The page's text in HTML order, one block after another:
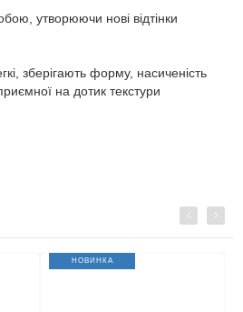
утворюючи нові відтінки
зберігають форму, насиченість
на дотик текстури
Previous
НОВИНКА
Next